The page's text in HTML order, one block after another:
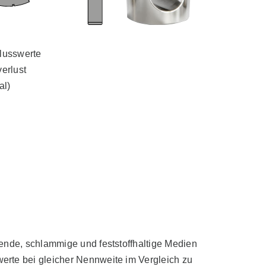
schlammige und feststoffhaltige Medien
bei gleicher Nennweite im Vergleich zu